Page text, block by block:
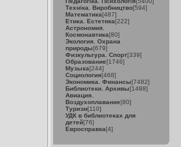
Техніка. Виробництво[594]
Математика[487]
Етика. Естетика[222]
Астрономия.
Космонавтика[80]
Экология. Охрана
природы[679]
Физкультура. Спорт[339]
Образование[1746]
Музыка[244]
Социология[468]
Экономика. Финансы[7482]
Библиотеки. Архивы[1488]
Авиация.
Воздухоплавание[80]
Туризм[110]
УДК в библиотеках для
детей[76]
Евросправка[4]